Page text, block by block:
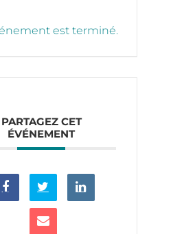
est terminé.
PARTAGEZ CET
ÉVÉNEMENT